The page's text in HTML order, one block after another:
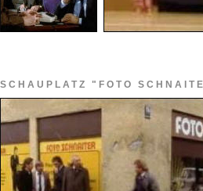
SCHAUPLATZ "FOTO